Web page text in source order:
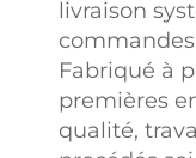
souplesse
les
des
passant
livraison
Fabriqué à
premières
qualité,